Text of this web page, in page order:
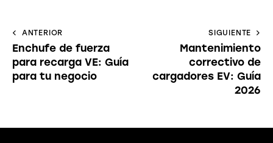
ANTERIOR
Enchufe de fuerza
para recarga VE: Guía
para tu negocio
SIGUIENTE
Mantenimiento
correctivo de
cargadores EV: Guía
2026